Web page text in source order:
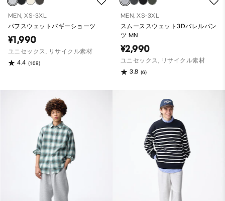
MEN, XS-3XL
パフスウェットバギーショーツ
¥1,990
ユニセックス, リサイクル素材
4.4 (109)
MEN, XS-3XL
スムーススウェット3Dバレルパン
ツ MN
¥2,990
ユニセックス, リサイクル素材
3.8 (6)